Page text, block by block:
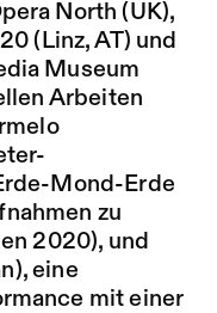
North (UK),
(Linz, AT) und
Museum
Arbeiten
Mond-Erde
zu
2020), und
eine
mit einer